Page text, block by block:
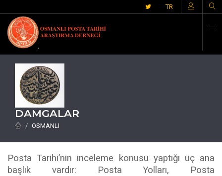
TR
DAMGALAR
OSMANLI
Posta Tarihi’nin inceleme konusu yaptığı üç ana
başlık vardır: Posta Yolları, Posta